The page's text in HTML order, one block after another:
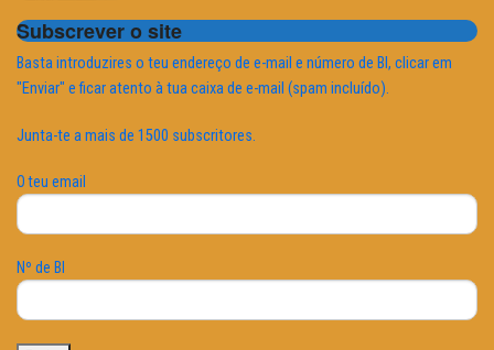
Subscrever o site
Basta introduzires o teu endereço de e-mail e número de BI, clicar em
"Enviar" e ficar atento à tua caixa de e-mail (spam incluído).
Junta-te a mais de 1500 subscritores.
O teu email
Nº de BI